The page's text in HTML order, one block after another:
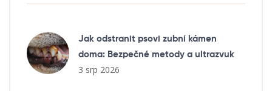
Jak odstranit psovi zubní kámen
doma: Bezpečné metody a ultrazvuk
3 srp 2026